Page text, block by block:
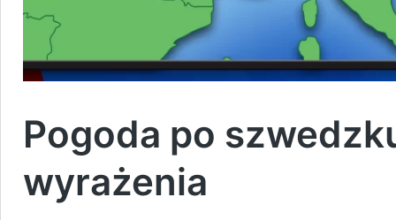
Pogoda po
wyrażenia